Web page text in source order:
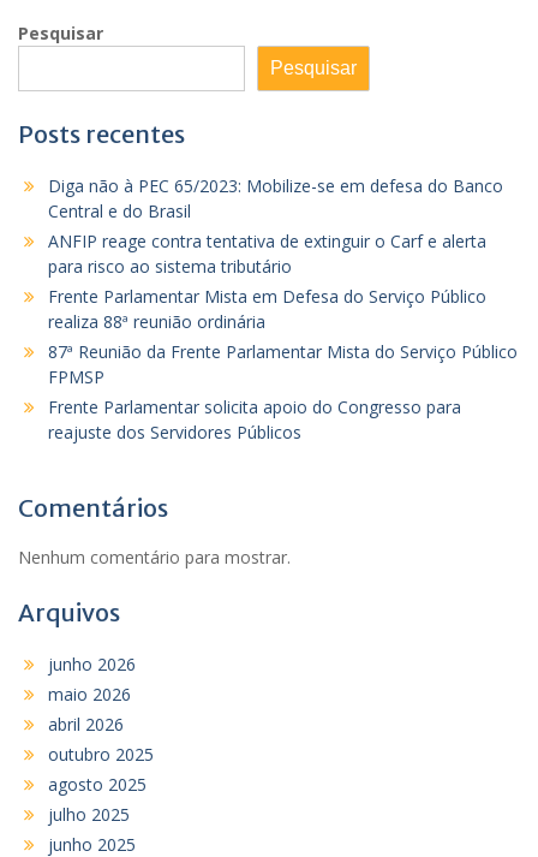
Pesquisar
Pesquisar
Posts recentes
Diga não à PEC 65/2023: Mobilize-se em defesa do Banco
Central e do Brasil
ANFIP reage contra tentativa de extinguir o Carf e alerta
para risco ao sistema tributário
Frente Parlamentar Mista em Defesa do Serviço Público
realiza 88ª reunião ordinária
87ª Reunião da Frente Parlamentar Mista do Serviço Público
FPMSP
Frente Parlamentar solicita apoio do Congresso para
reajuste dos Servidores Públicos
Comentários
Nenhum comentário para mostrar.
Arquivos
junho 2026
maio 2026
abril 2026
outubro 2025
agosto 2025
julho 2025
junho 2025